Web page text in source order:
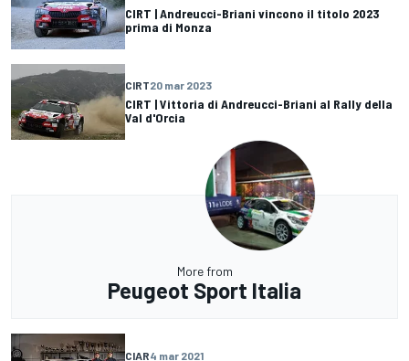
CIRT | Andreucci-Briani vincono il titolo 2023
prima di Monza
CIRT20 mar 2023
CIRT | Vittoria di Andreucci-Briani al Rally della
Val d'Orcia
More from
Peugeot Sport Italia
CIAR4 mar 2021